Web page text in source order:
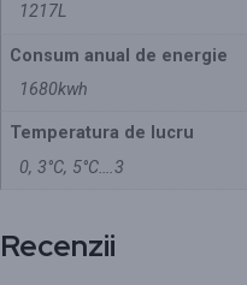
1217L
Consum anual de energie
1680kwh
Temperatura de lucru
0, 3°C, 5°C….3
Recenzii